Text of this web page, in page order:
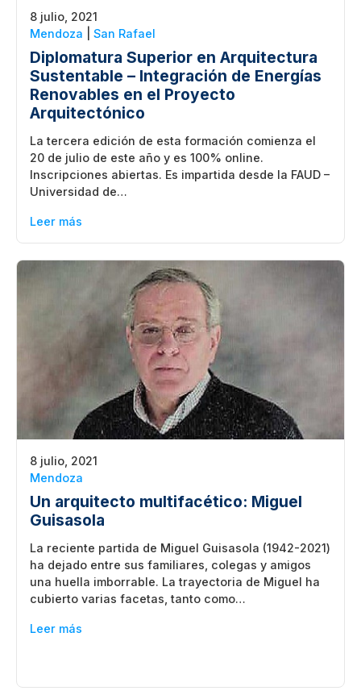
8 julio, 2021
Mendoza
San Rafael
Diplomatura Superior en Arquitectura
Sustentable – Integración de Energías
Renovables en el Proyecto
Arquitectónico
La tercera edición de esta formación comienza el
20 de julio de este año y es 100% online.
Inscripciones abiertas. Es impartida desde la FAUD –
Universidad de…
Leer más
8 julio, 2021
Mendoza
Un arquitecto multifacético: Miguel
Guisasola
La reciente partida de Miguel Guisasola (1942-2021)
ha dejado entre sus familiares, colegas y amigos
una huella imborrable. La trayectoria de Miguel ha
cubierto varias facetas, tanto como…
Leer más